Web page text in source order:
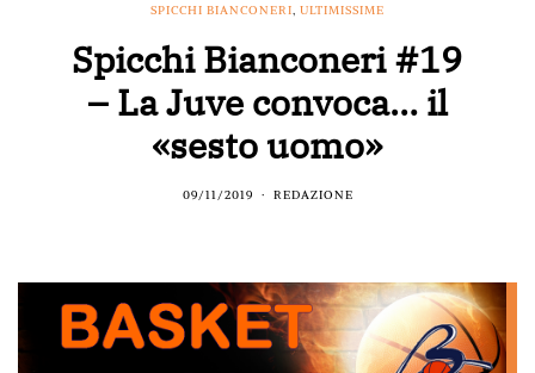
SPICCHI BIANCONERI, ULTIMISSIME
Spicchi Bianconeri #19
– La Juve convoca… il
«sesto uomo»
09/11/2019 REDAZIONE